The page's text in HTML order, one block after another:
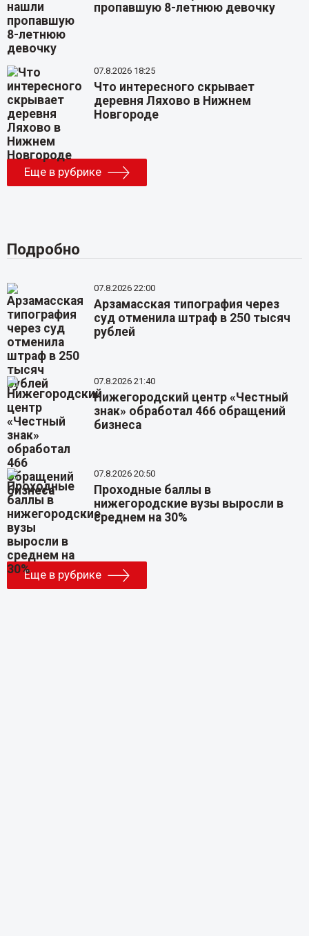
пропавшую 8-летнюю девочку
07.8.2026 18:25
Что интересного скрывает
деревня Ляхово в Нижнем
Новгороде
Еще в рубрике
Подробно
07.8.2026 22:00
Арзамасская типография через
суд отменила штраф в 250 тысяч
рублей
07.8.2026 21:40
Нижегородский центр «Честный
знак» обработал 466 обращений
бизнеса
07.8.2026 20:50
Проходные баллы в
нижегородские вузы выросли в
среднем на 30%
Еще в рубрике